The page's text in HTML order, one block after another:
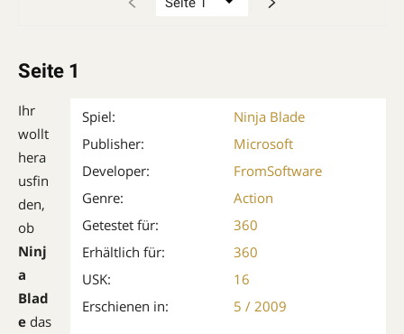
Seite 1
Spiel:
Ninja Blade
Publisher:
Microsoft
Developer:
FromSoftware
Genre:
Action
Getestet für:
360
Erhältlich für:
360
USK:
16
Erschienen in:
5 / 2009
Ihr
wollt
hera
usfin
den,
ob
Ninj
a
Blad
e das